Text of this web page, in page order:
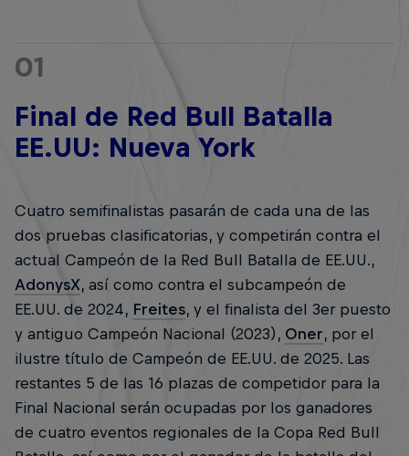
01
Final de Red Bull Batalla
EE.UU: Nueva York
Cuatro semifinalistas pasarán de cada una de las
dos pruebas clasificatorias, y competirán contra el
actual Campeón de la Red Bull Batalla de EE.UU.,
AdonysX, así como contra el subcampeón de
EE.UU. de 2024, Freites, y el finalista del 3er puesto
y antiguo Campeón Nacional (2023), Oner, por el
ilustre título de Campeón de EE.UU. de 2025. Las
restantes 5 de las 16 plazas de competidor para la
Final Nacional serán ocupadas por los ganadores
de cuatro eventos regionales de la Copa Red Bull